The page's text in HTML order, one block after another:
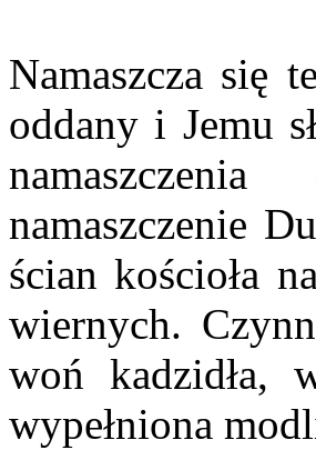
Namaszcza się
oddany i Jemu
namaszczenie
ścian kościoła
wiernych.
woń kadzidła,
wypełniona